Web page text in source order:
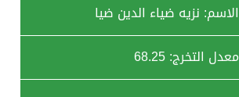
الاسم: نزيه ضياء الدين ضيا
معدل التخرج: 68.25